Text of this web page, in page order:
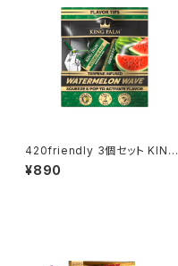
420friendly 3個セット KING
PARM Flavored Tips - キン
グパーム [フィルターチップ /ウォ
¥890